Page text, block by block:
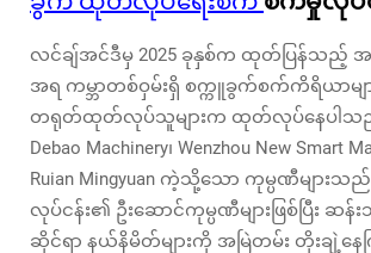
လင်ချ်အင်ဒီမှ 2025 ခုနှစ်က ထုတ်ပြန်သည့်
အရ ကမ္ဘာတစ်ဝှမ်းရှိ စက္ကူခွက်စက်ကိရိယာမျ
တရုတ်ထုတ်လုပ်သူများက ထုတ်လုပ်နေပါသည်။
Debao Machinery၊ Wenzhou New Smart
Ruian Mingyuan ကဲ့သို့သော ကုမ္ပဏီများ
လုပ်ငန်း၏ ဦးဆောင်ကုမ္ပဏီများဖြစ်ပြီး ဆ
ဆိုင်ရာ နယ်နိမိတ်များကို အမြဲတမ်း တိုးချဲ့န